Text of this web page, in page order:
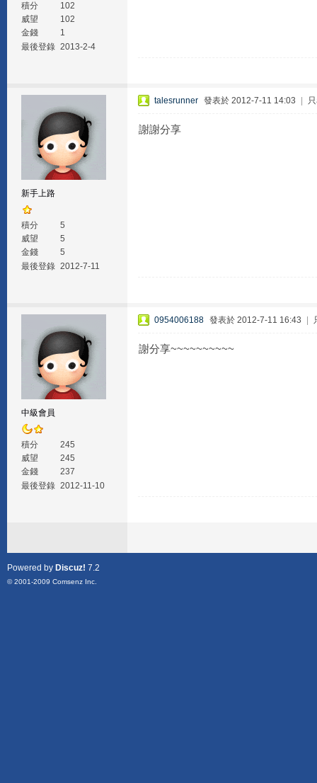
積分
102
威望
102
金錢
1
最後登錄 2013-2-4
新手上路
積分
5
威望
5
金錢
5
最後登錄 2012-7-11
talesrunner 發表於 2012-7-11 14:03
謝謝分享
中級會員
積分
245
威望
245
金錢
237
最後登錄 2012-11-10
0954006188 發表於 2012-7-11 16:43
謝分享~~~~~~~~~~
Powered by Discuz! 7.2
© 2001-2009 Comsenz Inc.